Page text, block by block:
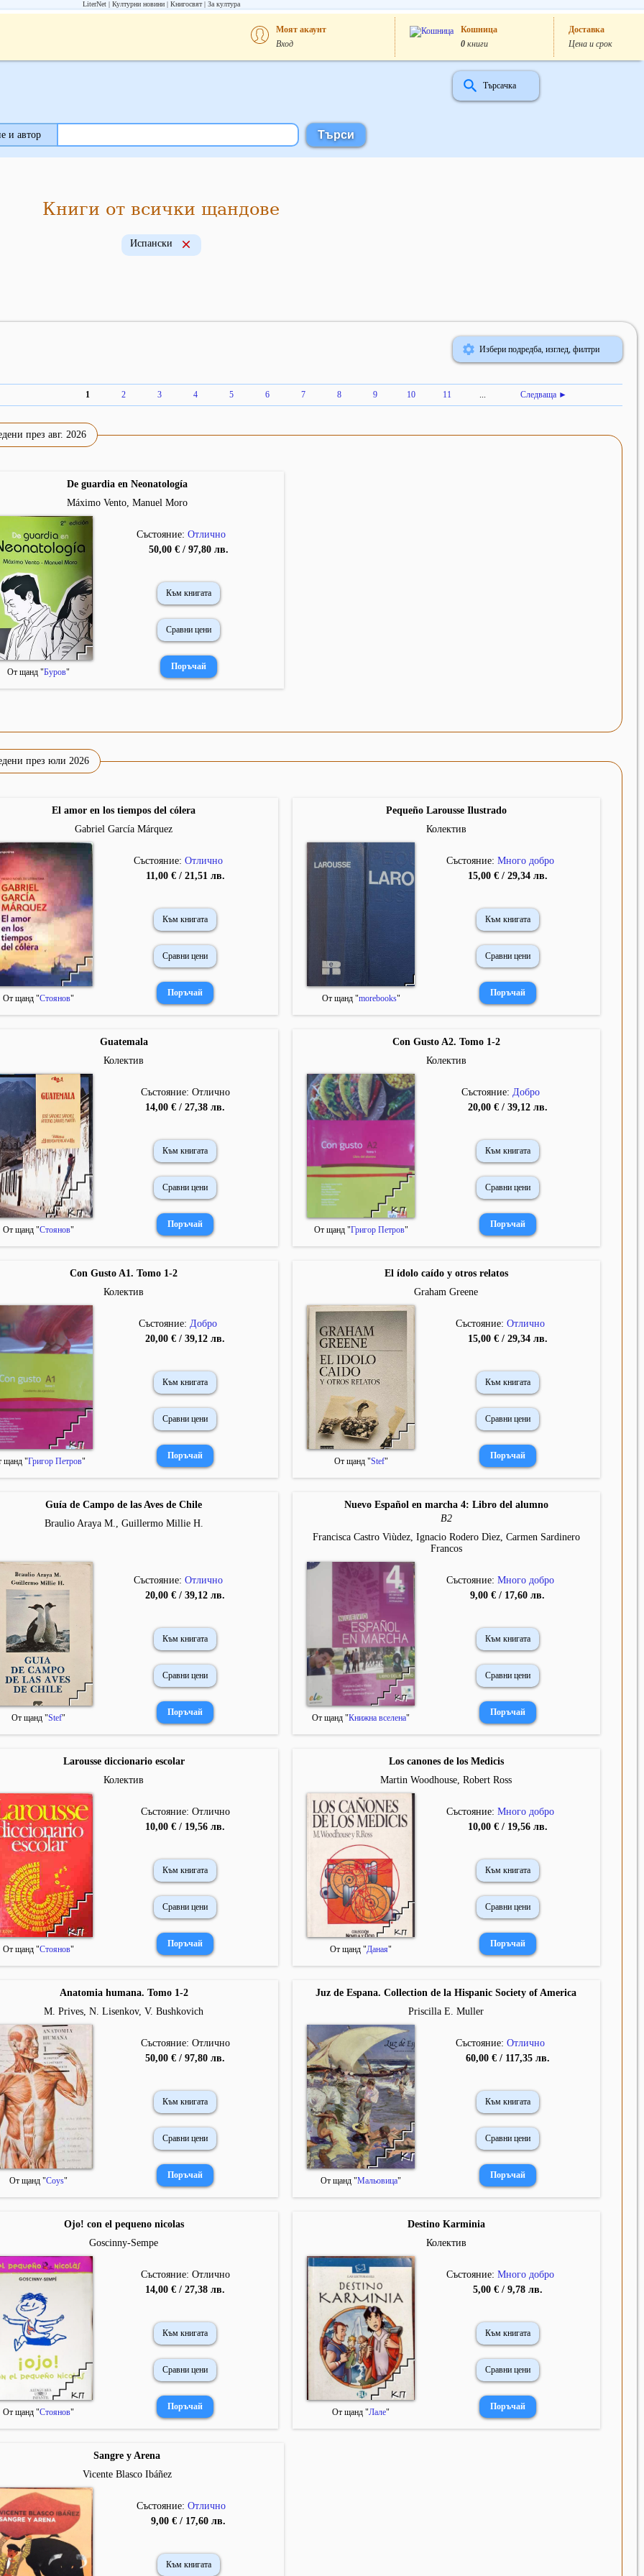
LiterNet Културни новини Книгосвят За култура
Моят акаунт
Вход
Кошница
0 книги
Доставка
Цена и срок
Търсачка
и автор
Книги от всички щандове
Испански
Избери подредба, изглед, филтри
1 2 3 4 5 6 7 8 9 10 11 ... Следваща ►
през авг. 2026
De guardia en Neonatología
Máximo Vento, Manuel Moro
От щанд "Буров"
Състояние:Отлично
50,00 € / 97,80 лв.
Към книгата
Сравни цени
през юли 2026
El amor en los tiempos del cólera
Gabriel García Márquez
От щанд "Стоянов"
Състояние: Отлично
11,00 € / 21,51 лв.
Към книгата
Сравни цени
Pequeño Larousse Ilustrado
Колектив
От щанд "morebooks"
Състояние:Много добро
15,00 € / 29,34 лв.
Към книгата
Сравни цени
Guatemala
Колектив
От щанд "Стоянов"
Състояние: Отлично
14,00 € / 27,38 лв.
Към книгата
Сравни цени
Con Gusto A2. Tomo 1-2
Колектив
От щанд "Григор Петров"
Състояние: Добро
20,00 € / 39,12 лв.
Към книгата
Сравни цени
Con Gusto A1. Tomo 1-2
Колектив
щанд "Григор Петров"
Състояние: Добро
20,00 € / 39,12 лв.
Към книгата
Сравни цени
El ídolo caído y otros relatos
Graham Greene
От щанд "Stef"
Състояние:Отлично
15,00 € / 29,34 лв.
Към книгата
Сравни цени
Guía de Campo de las Aves de Chile
Braulio Araya M., Guillermo Millie H.
От щанд "Stef"
Състояние: Отлично
20,00 € / 39,12 лв.
Към книгата
Сравни цени
Nuevo Español en marcha 4: Libro del alumno
B2
Francisca Castro Viùdez, Ignacio Rodero Dìez, Carmen Sardinero
Francos
От щанд "Книжна вселена"
Състояние:Много добро
9,00 € / 17,60 лв.
Към книгата
Сравни цени
Larousse diccionario escolar
Колектив
От щанд "Стоянов"
Състояние: Отлично
10,00 € / 19,56 лв.
Към книгата
Сравни цени
Los canones de los Medicis
Martin Woodhouse, Robert Ross
От щанд "Даная"
Състояние:Много добро
10,00 € / 19,56 лв.
Към книгата
Сравни цени
Anatomia humana. Tomo 1-2
М. Prives, N. Lisenkov, V. Bushkovich
От щанд "Coys"
Състояние: Отлично
50,00 € / 97,80 лв.
Към книгата
Сравни цени
Juz de Espana. Collection de la Hispanic Society of America
Priscilla E. Muller
От щанд "Мальовица"
Състояние:Отлично
60,00 € / 117,35 лв.
Към книгата
Сравни цени
Ojo! con el pequeno nicolas
Goscinny-Sempe
От щанд "Стоянов"
Състояние: Отлично
14,00 € / 27,38 лв.
Към книгата
Сравни цени
Destino Karminia
Колектив
От щанд "Лале"
Състояние:Много добро
5,00 € / 9,78 лв.
Към книгата
Сравни цени
Sangre y Arena
Vicente Blasco Ibáñez
Състояние:Отлично
9,00 € / 17,60 лв.
Към книгата